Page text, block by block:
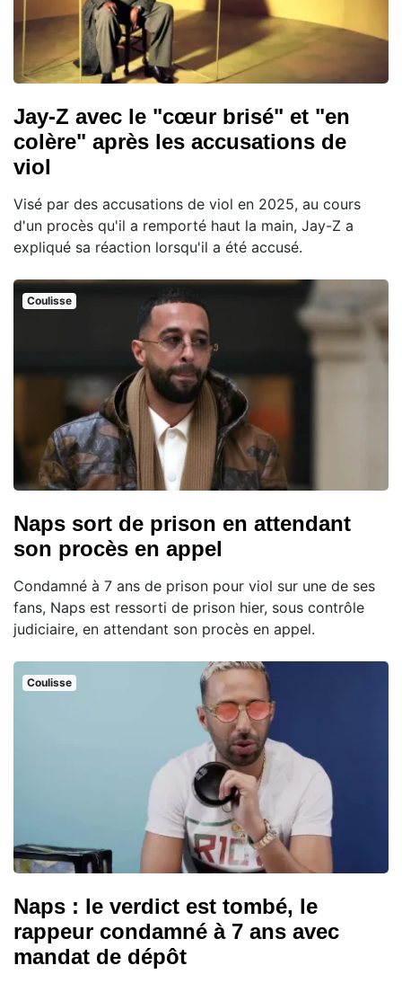
Jay-Z avec le "cœur brisé" et "en
colère" après les accusations de
viol
Visé par des accusations de viol en 2025, au cours
d'un procès qu'il a remporté haut la main, Jay-Z a
expliqué sa réaction lorsqu'il a été accusé.
Coulisse
Naps sort de prison en attendant
son procès en appel
Condamné à 7 ans de prison pour viol sur une de ses
fans, Naps est ressorti de prison hier, sous contrôle
judiciaire, en attendant son procès en appel.
Coulisse
Naps : le verdict est tombé, le
rappeur condamné à 7 ans avec
mandat de dépôt